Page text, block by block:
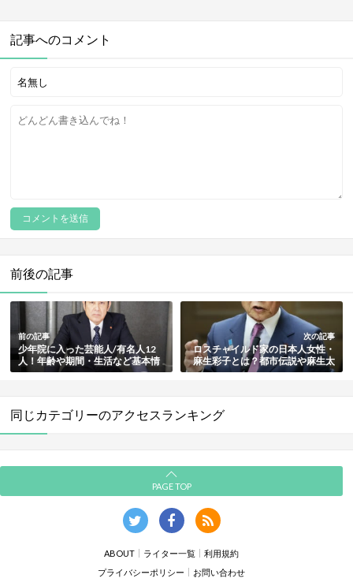
記事へのコメント
前後の記事
前の記事
少年院に入った芸能人/有名人12
人！年齢や期間・生活など基本情
報も解説【最新版】
次の記事
ロスチャイルド家の日本人女性・
麻生彩子とは？都市伝説や麻生太
郎との関係も総まとめ
同じカテゴリーのアクセスランキング
PAGE TOP
ABOUT ライター一覧
利用規約
プライバシーポリシー
お問い合わせ